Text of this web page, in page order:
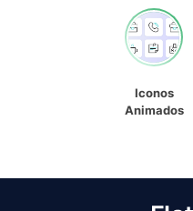
Iconos
Animados